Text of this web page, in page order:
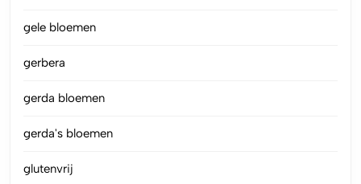
gele bloemen
gerbera
gerda bloemen
gerda's bloemen
glutenvrij